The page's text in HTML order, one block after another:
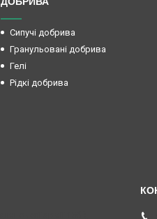
Сипучі добрива
Гранульовані добрива
Гелі
Рідкі добрива